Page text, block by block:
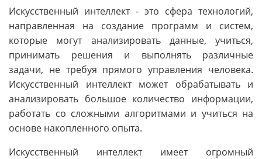
Искусственный интеллект - это сфера технологий,
направленная на создание программ и систем,
которые могут анализировать данные, учиться,
принимать решения и выполнять различные
задачи, не требуя прямого управления человека.
Искусственный интеллект может обрабатывать и
анализировать большое количество информации,
работать со сложными алгоритмами и учиться на
основе накопленного опыта.
Искусственный интеллект имеет огромный